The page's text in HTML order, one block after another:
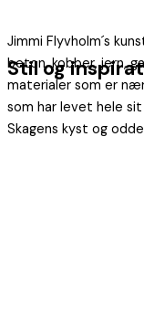
Stil og
Jimmi Flyvholm´s
beton, kobber, jern,
materialer som er
som har levet hele
Skagens kyst og